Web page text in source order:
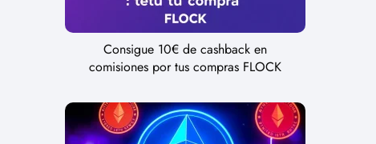
Consigue 10€ de cashback en
comisiones por tus compras FLOCK